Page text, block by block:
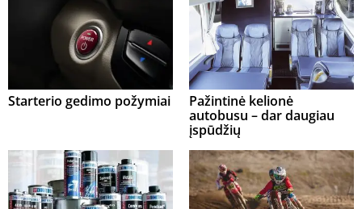
Starterio gedimo požymiai
Pažintinė kelionė
autobusu – dar daugiau
įspūdžių